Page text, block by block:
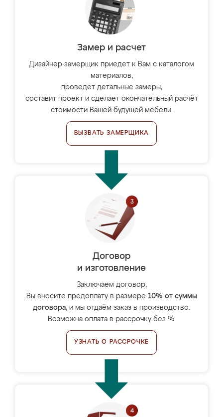
Замер и расчет
Дизайнер-замерщик приедет к Вам с каталогом
материалов,
проведёт детальные замеры,
составит проект и сделает окончательный расчёт
стоимости Вашей будущей мебели.
ВЫЗВАТЬ ЗАМЕРЩИКА
Договор
и изготовление
Заключаем договор,
Вы вносите предоплату в размере 10% от суммы
договора, и мы отдаём заказ в производство.
Возможна оплата в рассрочку без %.
УЗНАТЬ О РАССРОЧКЕ